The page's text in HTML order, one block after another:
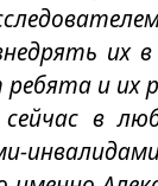
их
и их
сейчас в